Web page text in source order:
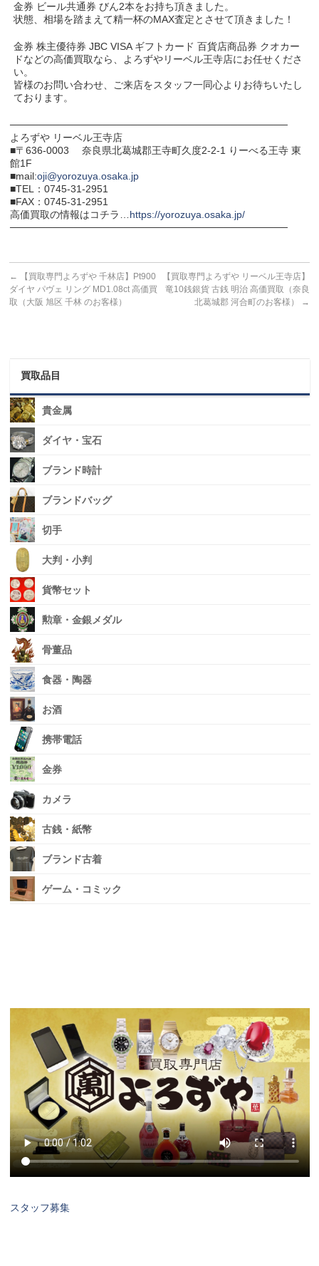
金券 ビール共通券 びん2本をお持ち頂きました。
状態、相場を踏まえて精一杯のMAX査定とさせて頂きました！
金券 株主優待券 JBC VISA ギフトカード 百貨店商品券 クオカー
ドなどの高価買取なら、よろずやリーベル王寺店にお任せくださ
い。
皆様のお問い合わせ、ご来店をスタッフ一同心よりお待ちいたし
ております。
───────────────────────────────────────
よろずや リーベル王寺店
■〒636-0003 奈良県北葛城郡王寺町久度2-2-1 りーべる王寺 東
館1F
■mail:oji@yorozuya.osaka.jp
■TEL：0745-31-2951
■FAX：0745-31-2951
高価買取の情報はコチラ… https://yorozuya.osaka.jp/
───────────────────────────────────────
←
【買取専門よろずや 千林店】Pt900
ダイヤ パヴェ リング MD1.08ct 高価買
取（大阪 旭区 千林 のお客様）
【買取専門よろずや リーベル王寺店】
竜10銭銀貨 古銭 明治 高価買取（奈良
北葛城郡 河合町のお客様）
→
買取品目
貴金属
ダイヤ・宝石
ブランド時計
ブランドバッグ
切手
大判・小判
貨幣セット
勲章・金銀メダル
骨董品
食器・陶器
お酒
携帯電話
金券
カメラ
古銭・紙幣
ブランド古着
ゲーム・コミック
スタッフ募集